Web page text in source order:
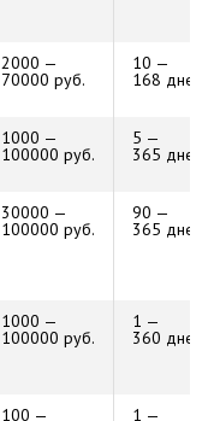
2000 —
70000 руб.
10 —
168 дней
1000 —
100000 руб.
5 —
365 дней
30000 —
100000 руб.
90 —
365 дней
1000 —
100000 руб.
1 —
360 дней
100 — 1 —